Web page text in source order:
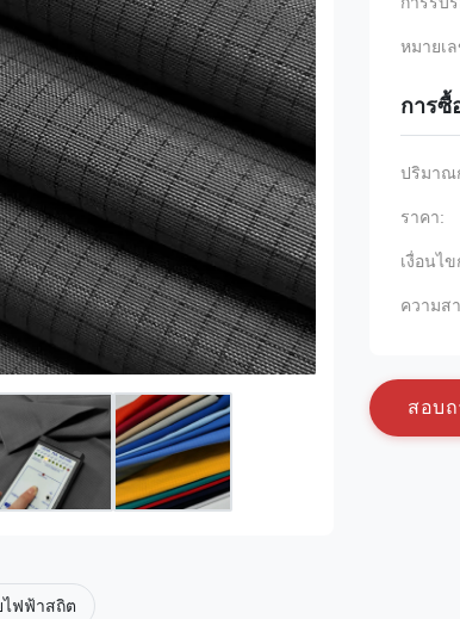
หมายเ
การซื้
ปริมาณ
ราคา:
เงื่อนไ
ความส
สอบถ
ไฟฟ้าสถิต